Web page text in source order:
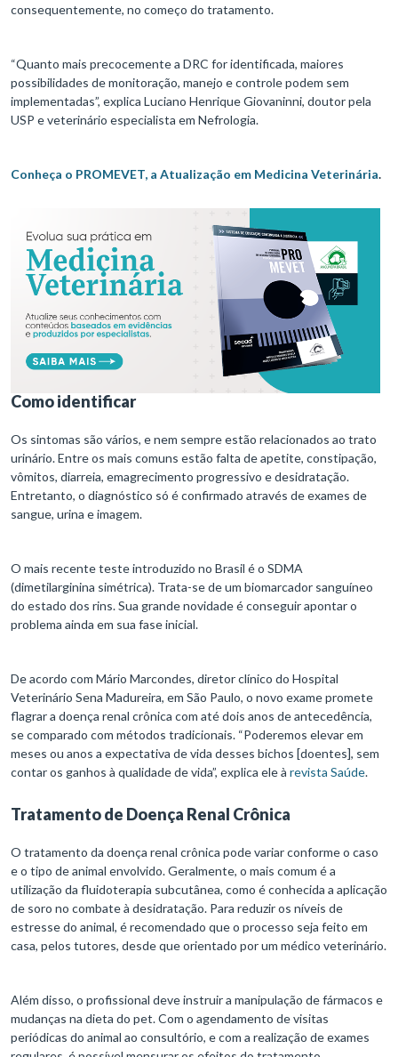
consequentemente, no começo do tratamento.
“Quanto mais precocemente a DRC for identificada, maiores
possibilidades de monitoração, manejo e controle podem sem
implementadas”, explica Luciano Henrique Giovaninni, doutor pela
USP e veterinário especialista em Nefrologia.
Conheça o PROMEVET, a Atualização em Medicina Veterinária.
Como identificar
Os sintomas são vários, e nem sempre estão relacionados ao trato
urinário. Entre os mais comuns estão falta de apetite, constipação,
vômitos, diarreia, emagrecimento progressivo e desidratação.
Entretanto, o diagnóstico só é confirmado através de exames de
sangue, urina e imagem.
O mais recente teste introduzido no Brasil é o SDMA
(dimetilarginina simétrica). Trata-se de um biomarcador sanguíneo
do estado dos rins. Sua grande novidade é conseguir apontar o
problema ainda em sua fase inicial.
De acordo com Mário Marcondes, diretor clínico do Hospital
Veterinário Sena Madureira, em São Paulo, o novo exame promete
flagrar a doença renal crônica com até dois anos de antecedência,
se comparado com métodos tradicionais. “Poderemos elevar em
meses ou anos a expectativa de vida desses bichos [doentes], sem
contar os ganhos à qualidade de vida”, explica ele à revista Saúde.
Tratamento de Doença Renal Crônica
O tratamento da doença renal crônica pode variar conforme o caso
e o tipo de animal envolvido. Geralmente, o mais comum é a
utilização da fluidoterapia subcutânea, como é conhecida a aplicação
de soro no combate à desidratação. Para reduzir os níveis de
estresse do animal, é recomendado que o processo seja feito em
casa, pelos tutores, desde que orientado por um médico veterinário.
Além disso, o profissional deve instruir a manipulação de fármacos e
mudanças na dieta do pet. Com o agendamento de visitas
periódicas do animal ao consultório, e com a realização de exames